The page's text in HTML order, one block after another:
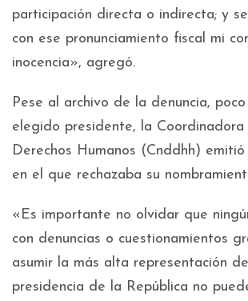
participación directa o indirecta; y
con ese pronunciamiento fiscal mi
inocencia», agregó.
Pese al archivo de la denuncia,
elegido presidente, la
Derechos Humanos (Cnddhh) emitió
en el que rechazaba su
«Es importante no olvidar que
con denuncias o cuestionamientos
asumir la más alta representación
presidencia de la República no